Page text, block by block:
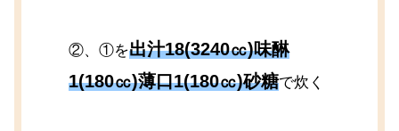
②、①を出汁18(3240㏄)味醂
1(180㏄)薄口1(180㏄)砂糖で炊く